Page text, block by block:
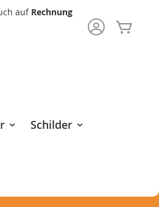
auf Rechnung
Schilder